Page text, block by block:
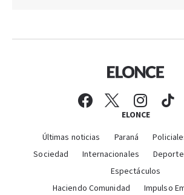
ELONCE
Últimas noticias Paraná
Sociedad
Internacionales
Espectáculos
Haciendo Comunidad
Impulso